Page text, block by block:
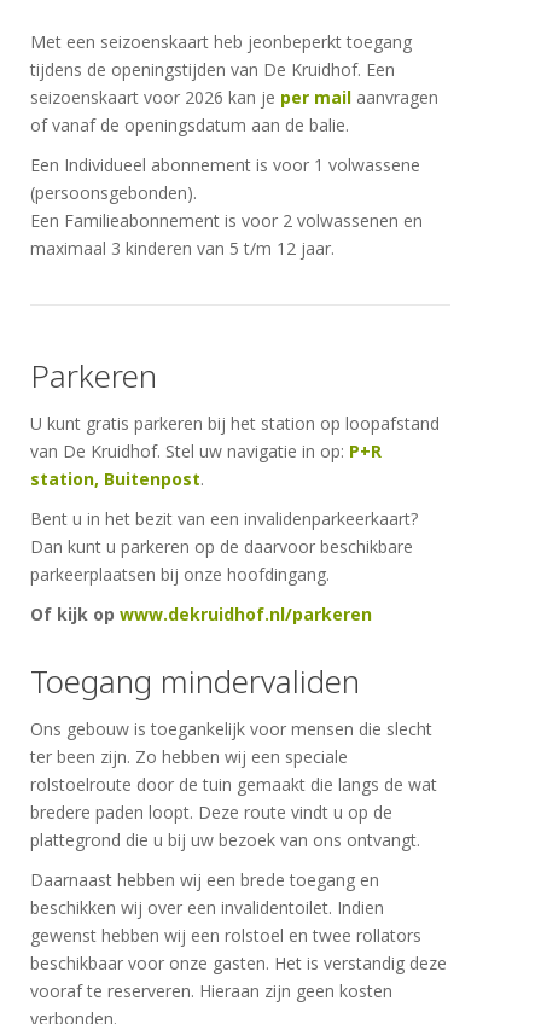
Met een seizoenskaart heb jeonbeperkt toegang
tijdens de openingstijden van De Kruidhof. Een
seizoenskaart voor 2026 kan je per mail aanvragen
of vanaf de openingsdatum aan de balie.
Een Individueel abonnement is voor 1 volwassene
(persoonsgebonden).
Een Familieabonnement is voor 2 volwassenen en
maximaal 3 kinderen van 5 t/m 12 jaar.
Parkeren
U kunt gratis parkeren bij het station op loopafstand
van De Kruidhof. Stel uw navigatie in op: P+R
station, Buitenpost.
Bent u in het bezit van een invalidenparkeerkaart?
Dan kunt u parkeren op de daarvoor beschikbare
parkeerplaatsen bij onze hoofdingang.
Of kijk op www.dekruidhof.nl/parkeren
Toegang mindervaliden
Ons gebouw is toegankelijk voor mensen die slecht
ter been zijn. Zo hebben wij een speciale
rolstoelroute door de tuin gemaakt die langs de wat
bredere paden loopt. Deze route vindt u op de
plattegrond die u bij uw bezoek van ons ontvangt.
Daarnaast hebben wij een brede toegang en
beschikken wij over een invalidentoilet. Indien
gewenst hebben wij een rolstoel en twee rollators
beschikbaar voor onze gasten. Het is verstandig deze
vooraf te reserveren. Hieraan zijn geen kosten
verbonden.